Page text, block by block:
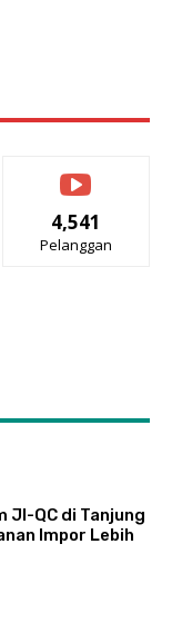
4,541
Pelanggan
JI-QC di Tanjung
Impor Lebih